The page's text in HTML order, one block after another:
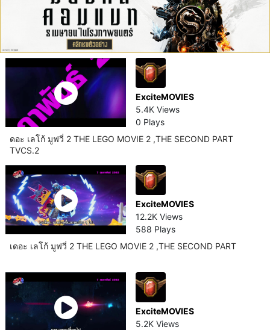
ExciteMOVIES
5.4K Views
0 Plays
ดอะ เลโก้ มูฟวี่ 2 THE LEGO MOVIE 2 ,THE SECOND PART
TVCS.2
ExciteMOVIES
12.2K Views
588 Plays
เดอะ เลโก้ มูฟวี่ 2 THE LEGO MOVIE 2 ,THE SECOND PART
ExciteMOVIES
5.2K Views